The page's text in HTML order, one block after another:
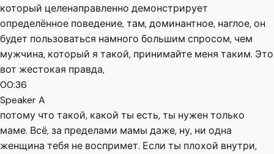
который целенаправленно демонстрирует
определённое поведение, там, доминантное, наглое, он
будет пользоваться намного большим спросом, чем
мужчина, который я такой, принимайте меня таким. Это
вот жестокая правда,
00:36
Speaker A
потому что такой, какой ты есть, ты нужен только
маме. Всё, за пределами мамы даже, ну, ни одна
женщина тебя не воспримет. Если ты плохой внутри,